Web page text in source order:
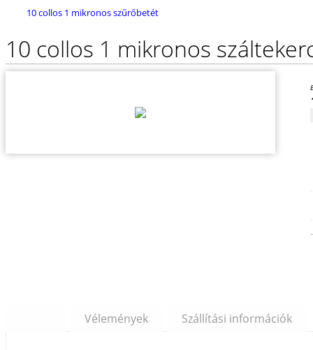
10 collos 1 mikronos szűrőbetét
10 collos 1 mikronos
Vélemények Szállítási információk